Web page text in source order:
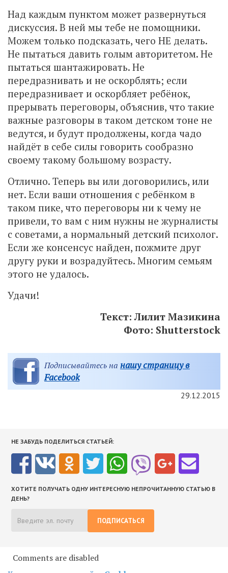
Над каждым пунктом может развернуться
дискуссия. В ней мы тебе не помощники.
Можем только подсказать, чего НЕ делать.
Не пытаться давить голым авторитетом. Не
пытаться шантажировать. Не
передразнивать и не оскорблять; если
передразнивает и оскорбляет ребёнок,
прерывать переговоры, объяснив, что такие
важные разговоры в таком детском тоне не
ведутся, и будут продолжены, когда чадо
найдёт в себе силы говорить сообразно
своему такому большому возрасту.
Отлично. Теперь вы или договорились, или
нет. Если ваши отношения с ребёнком в
таком пике, что переговоры ни к чему не
привели, то вам с ним нужны не журналисты
с советами, а нормальный детский психолог.
Если же консенсус найден, пожмите друг
другу руки и возрадуйтесь. Многим семьям
этого не удалось.
Удачи!
Текст: Лилит Мазикина
Фото: Shutterstock
Подписывайтесь на нашу страницу в
Facebook
29.12.2015
НЕ ЗАБУДЬ ПОДЕЛИТЬСЯ СТАТЬЕЙ:
ХОТИТЕ ПОЛУЧАТЬ ОДНУ ИНТЕРЕСНУЮ НЕПРОЧИТАННУЮ СТАТЬЮ В
ДЕНЬ?
ПОДПИСАТЬСЯ
Comments are disabled